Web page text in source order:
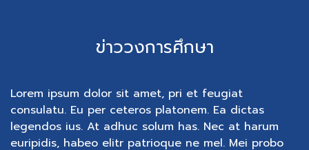
ข่าววงการศึกษา
Lorem ipsum dolor sit amet, pri et feugiat
consulatu. Eu per ceteros platonem. Ea dictas
legendos ius. At adhuc solum has. Nec at harum
euripidis, habeo elitr patrioque ne mel. Mei probo